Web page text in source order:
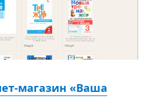
магазин «Ваша